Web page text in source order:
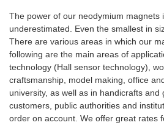
The power of our neodymium magnets
underestimated. Even the smallest in
There are various areas in which our
following are the main areas of
technology (Hall sensor technology),
craftsmanship, model making, office
university, as well as in handicrafts and
customers, public authorities and
order on account. We offer great rates